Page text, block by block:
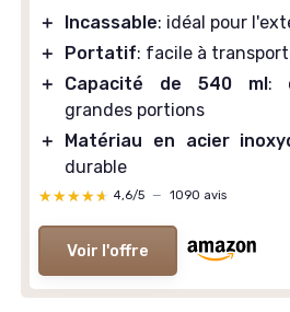
＋ Incassable: idéal pour
＋
Portatif: facile à
＋
Capacité de 540 ml:
grandes portions
＋
Matériau en acier
durable
★★★★★
★★★★★ 4,6/5 — 1090 avis
Voir l'offre